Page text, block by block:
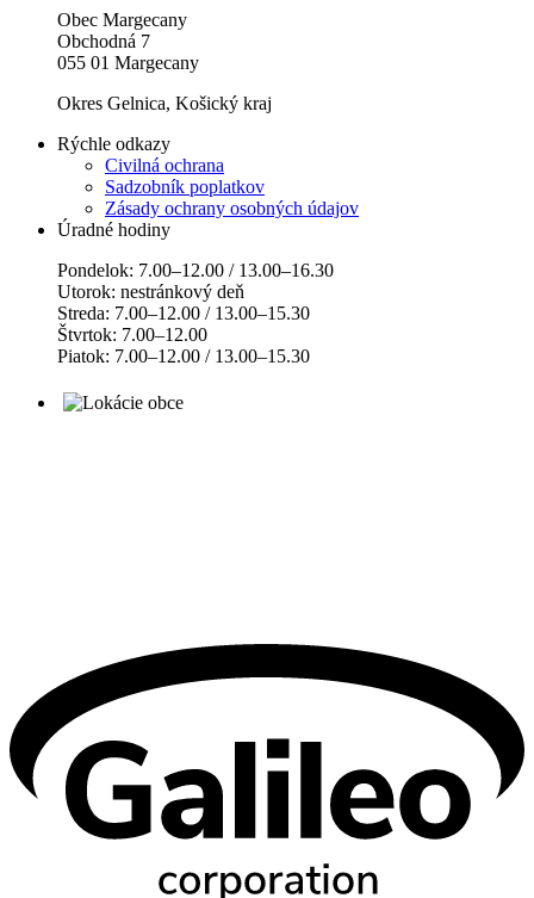
Obec Margecany
Obchodná 7
055 01 Margecany
Okres Gelnica, Košický kraj
Rýchle odkazy
Civilná ochrana
Sadzobník poplatkov
Zásady ochrany osobných údajov
Úradné hodiny
Pondelok: 7.00–12.00 / 13.00–16.30
Utorok: nestránkový deň
Streda: 7.00–12.00 / 13.00–15.30
Štvrtok: 7.00–12.00
Piatok: 7.00–12.00 / 13.00–15.30